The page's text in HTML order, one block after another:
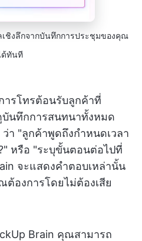
เชิงลึกจากบันทึกการประชุมของคุณ
ด้ทันที
ารโทรต้อนรับลูกค้าที่
นทึกการสนทนาทั้งหมด
า "ลูกค้าพูดถึงกำหนดเวลา
หรือ "ระบุขั้นตอนต่อไปที่
จะแสดงคำตอบเหล่านั้น
องการโดยไม่ต้องเสีย
Brain คุณสามารถ